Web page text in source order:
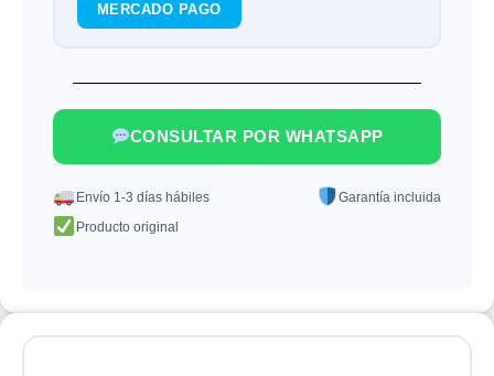
MERCADO PAGO
CONSULTAR POR WHATSAPP
Envío 1-3 días hábiles
Garantía incluida
Producto original